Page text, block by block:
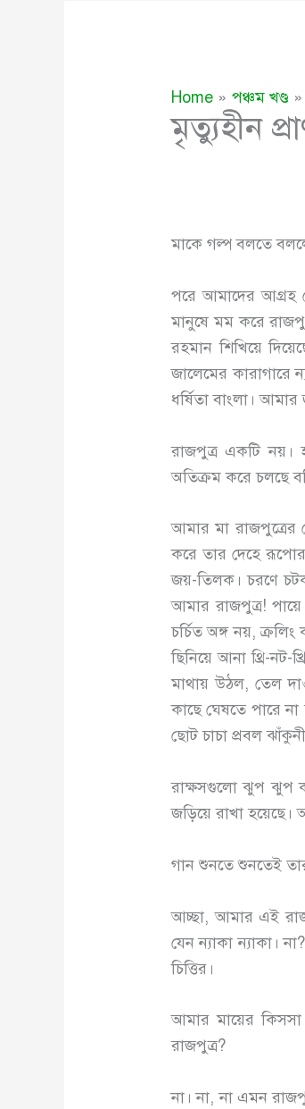
Home পঞ্চম খণ্ড
মৃত্যুহীন
মাকে গল্প বলতে
পরে আমাদের আগ্রহ
মানুষে মম করে
রহমান শিখিয়ে
জালেমের কারাগারে
ধর্ষিতা বাংলা। আমার
রাজপুত্র একটি নয়।
অতিক্রম করে চলছে
আমার মা রাজপুত্রের
করে তার দেহে
জয়-তিলক। চরণে
আমার রাজপুত্র! পায়ে
চর্চিত অঙ্গ নয়,
ছিনিয়ে আনা থ্রি-
মাথায় উঠল, তেল
কাছে ঘেষতে পারে
ছোট চাচা প্রবল
রাক্ষসগুলো ঝুপ ঝুপ
জড়িয়ে রাখা হয়েছে।
গান শুনতে শুনতেই
আচ্ছা, আমার এই
যেন ন্যাকা ন্যাকা।
চিত্তির।
আমার মায়ের
রাজপুত্র?
না। না, না এমন